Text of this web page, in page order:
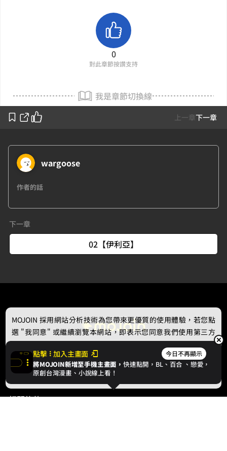
上一章下一章
0
對此章節按讚支持
我是章節切換線
wargoose
作者的話
下一章
02【伊利亞】
最新消息
相關條款
點擊 加入主畫面 今日不再顯示
將MOJOIN新增至手機主畫面，快速點開，BL、 百合 、戀愛，
原創台灣漫畫、小說線上看！
MOJOIN 採用網站分析技術為您帶來更優質的使用體驗，若您點
選 "我同意" 或繼續瀏覽本網站，即表示您同意我們使用第三方
Cookie，欲瞭解更多資訊請見隱私權政策。
我同意